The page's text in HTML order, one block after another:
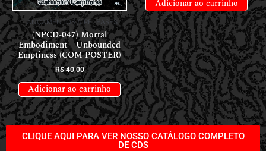
LANÇAMENTOS // RELEASES
(NPCD-047) Mortal
Embodiment – Unbounded
Emptiness (COM POSTER)
R$40,00
Adicionar ao carrinho
Adicionar ao carrinho
CLIQUE AQUI PARA VER NOSSO CATÁLOGO COMPLETO
DE CDS